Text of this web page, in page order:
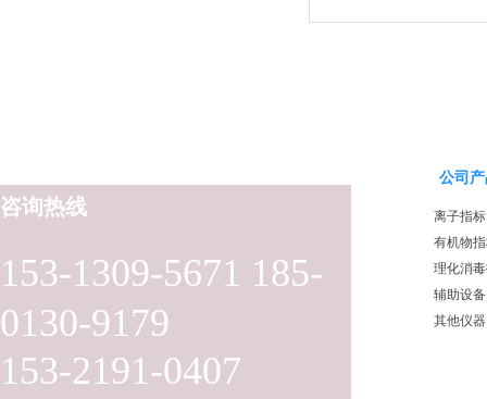
153-1309-5671 185-
0130-9179
153-2191-0407
咨询热线
公司
离子指标
有机物
理化消
辅助设备
其他仪器